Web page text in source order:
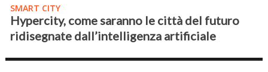
SMART CITY
Hypercity, come saranno le città del futuro
ridisegnate dall’intelligenza artificiale